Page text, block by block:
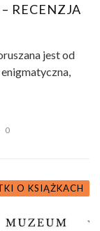
RECENZJA
jest od
0
O KSIĄŻKACH